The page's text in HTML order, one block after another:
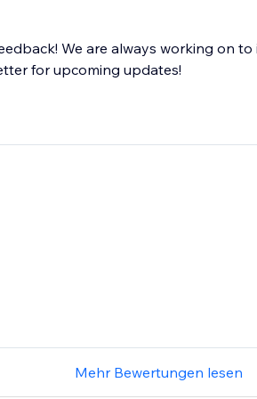
We are always working on
for upcoming updates!
Mehr Bewertungen lesen